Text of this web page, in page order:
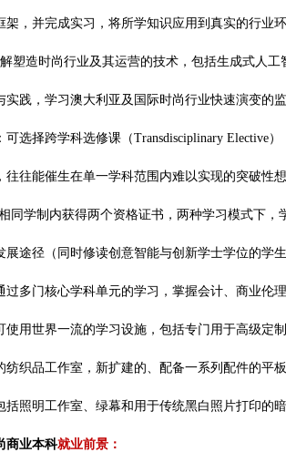
，并完成实习，将所学知识应用到真实的行业环
造时尚行业及其运营的技术，包括生成式人工
践，学习澳大利亚及国际时尚行业快速演变的
可选择跨学科选修课（Transdisciplinary Elective
往往能催生在单一学科范围内难以实现的突破性
同学制内获得两个资格证书，两种学习模式下
途径（同时修读创意智能与创新学士学位的学生
过多门核心学科单元的学习，掌握会计、商业伦
使用世界一流的学习设施，包括专门用于高级定
纺织品工作室，新扩建的、配备一系列配件的平
照明工作室、绿幕和用于传统黑白照片打印的
商业本科就业前景：